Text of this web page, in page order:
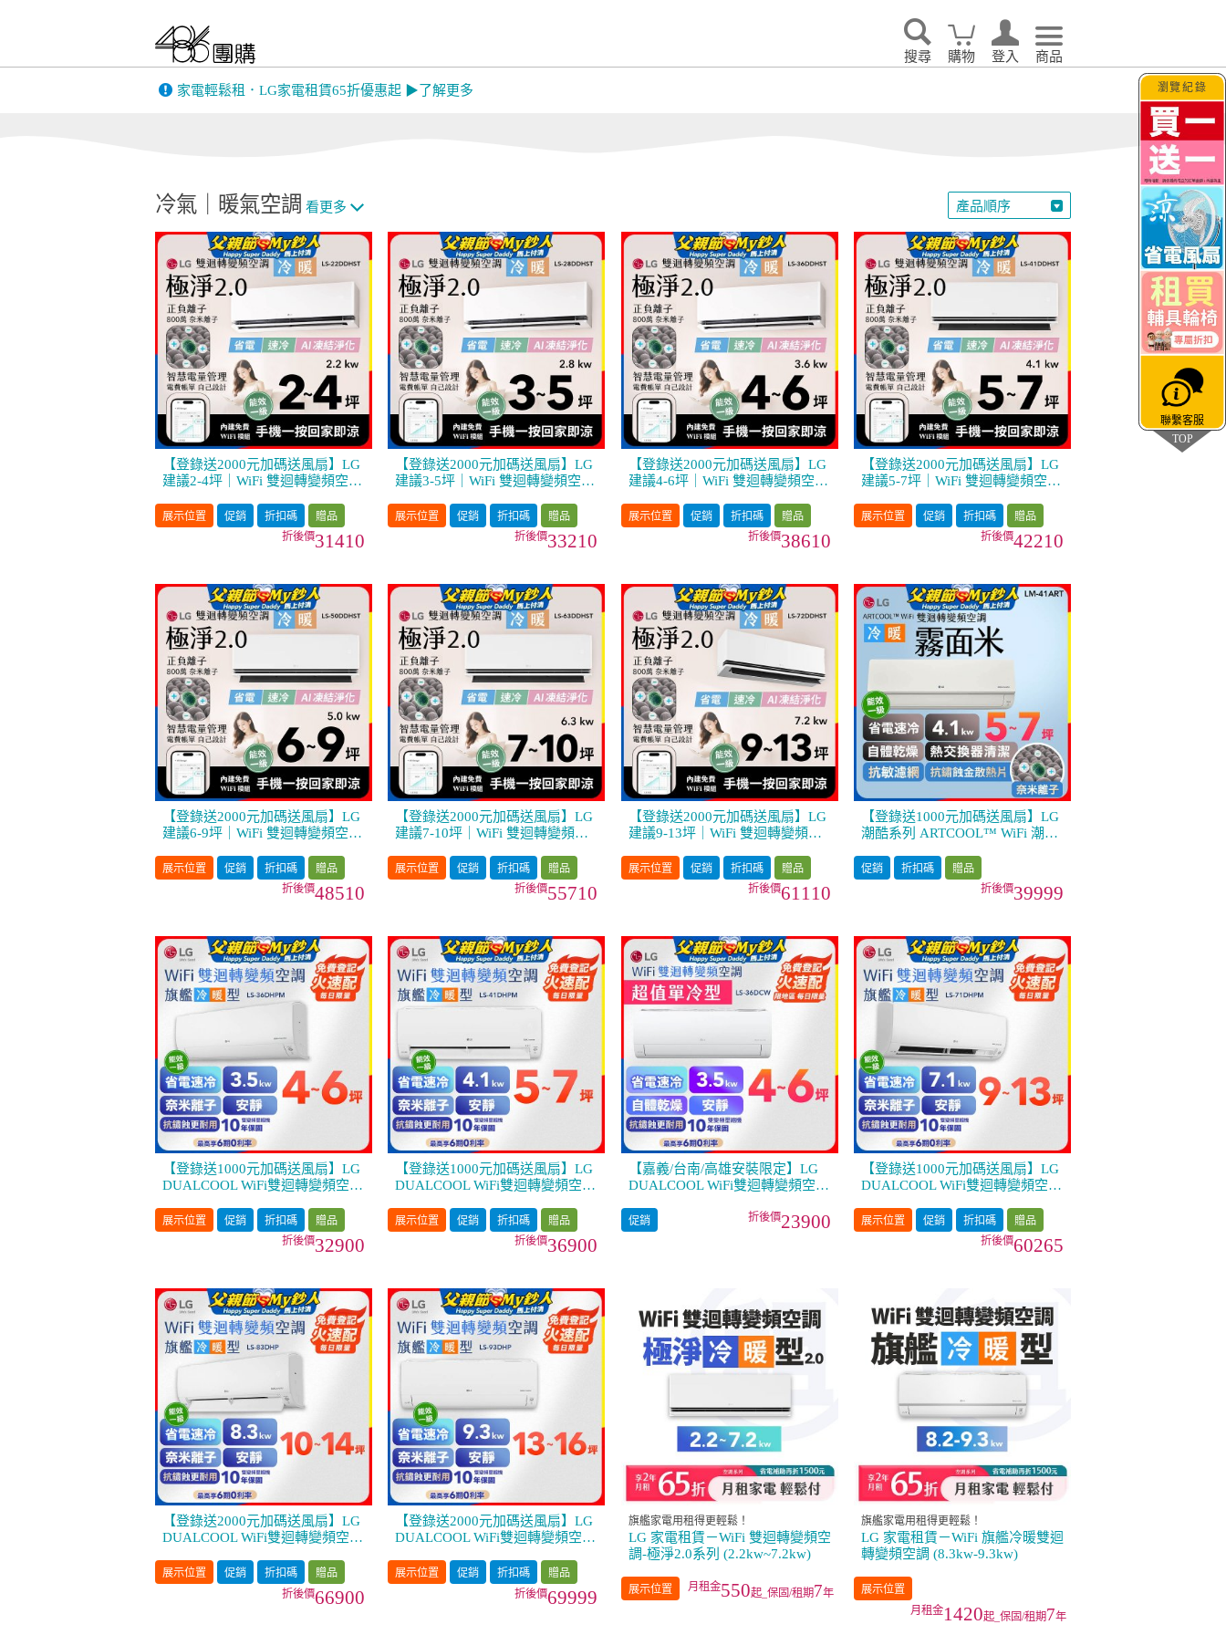
搜尋 購物 登入 商品
家電輕鬆租．LG家電租賃65折優惠起 ▶了解更多 告別耗電怪獸！LG
冷氣｜暖氣空調 看更多 產品順序
【登錄送2000元加碼送風扇】LG
建議2-4坪｜WiFi 雙迴轉變頻空調
離子 (LS-22DDHST)
展示位置 促銷 折扣碼 贈品
31410
【登錄送2000元加碼送風扇】LG
建議3-5坪｜WiFi 雙迴轉變頻空調
離子 (LS-28DDHST)
展示位置 促銷 折扣碼 贈品
33210
【登錄送2000元加碼送風扇】LG
建議4-6坪｜WiFi 雙迴轉變頻空調
離子 (LS-36DDHST)
展示位置 促銷 折扣碼 贈品
38610
【登錄送2000元加碼送風扇】LG
建議5-7坪｜WiFi 雙迴轉變頻空調
離子 (LS-41DDHST)
展示位置 促銷 折扣碼 贈品
42210
【登錄送2000元加碼送風扇】LG
建議6-9坪｜WiFi 雙迴轉變頻空調
離子 (LS-50DDHST)
展示位置 促銷 折扣碼 贈品
48510
【登錄送2000元加碼送風扇】LG
建議7-10坪｜WiFi 雙迴轉變頻空
米離子 (LS-63DDHST)
展示位置 促銷 折扣碼 贈品
55710
【登錄送2000元加碼送風扇】LG
建議9-13坪｜WiFi 雙迴轉變頻空
米離子 (LS-72DDHST)
展示位置 促銷 折扣碼 贈品
61110
【登錄送1000元加碼送風扇】LG
潮酷系列 ARTCOOL™ WiFi 潮酷
_4.1kw_建議適用坪數約5-7坪
(LM-41ART)
促銷 折扣碼 贈品
39999
【登錄送1000元加碼送風扇】LG
DUALCOOL WiFi雙迴轉變頻空調
展示位置 促銷 折扣碼 贈品
32900
【登錄送1000元加碼送風扇】LG
DUALCOOL WiFi雙迴轉變頻空調
展示位置 促銷 折扣碼 贈品
36900
【嘉義/台南/高雄安裝限定】LG
DUALCOOL WiFi雙迴轉變頻空調
促銷 23900
【登錄送1000元加碼送風扇】LG
DUALCOOL WiFi雙迴轉變頻空調
展示位置 促銷 折扣碼 贈品
60265
【登錄送2000元加碼送風扇】LG
DUALCOOL WiFi雙迴轉變頻空調
展示位置 促銷 折扣碼 贈品
66900
【登錄送2000元加碼送風扇】LG
DUALCOOL WiFi雙迴轉變頻空調
展示位置 促銷 折扣碼 贈品
69999
旗艦家電用租得更輕鬆！
LG 家電租賃－WiFi 雙迴轉變頻空
調-極淨2.0系列 (2.2kw~7.2kw)
展示位置 550起_保固/租期7年
旗艦家電用租得更輕鬆！
LG 家電租賃－WiFi 旗艦冷暖雙迴
轉變頻空調 (8.3kw-9.3kw)
展示位置
1420起_保固/租期7年
瀏覽紀錄
聯繫客服
TOP